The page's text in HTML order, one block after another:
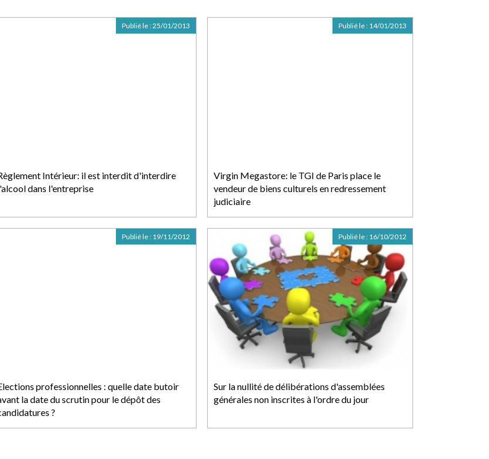
Intérieur: il est interdit d'interdire
dans l'entreprise
Publié le :25/01/2013
Virgin Megastore: le TGI de Paris place le
vendeur de biens culturels en redressement
judiciaire
Publié le : 14/01/2013
professionnelles : quelle date butoir
la date du scrutin pour le dépôt des
?
Publié le : 19/11/2012
Sur la nullité de délibérations d'assemblées
générales non inscrites à l'ordre du jour
Publié le : 16/10/2012